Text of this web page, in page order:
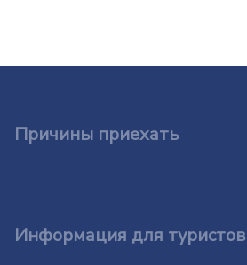
Причины приехать
Информация для туристов